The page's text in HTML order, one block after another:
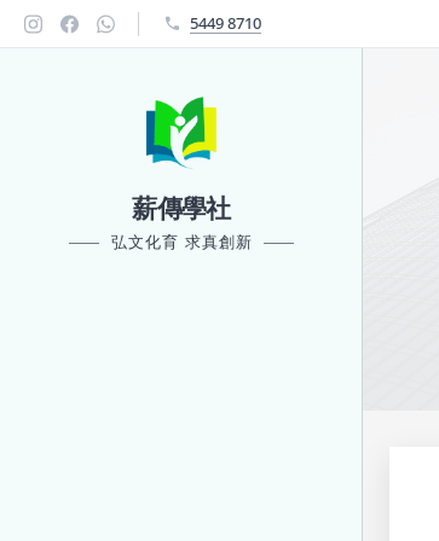
5449 8710
薪傳學社
弘文化育 求真創新